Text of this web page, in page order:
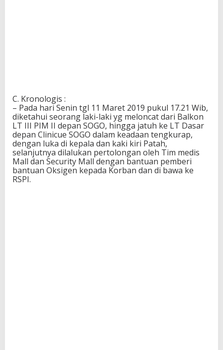
C. Kronologis :
– Pada hari Senin tgl 11 Maret 2019 pukul 17.21 Wib,
diketahui seorang laki-laki yg meloncat dari Balkon
LT III PIM II depan SOGO, hingga jatuh ke LT Dasar
depan Clinicue SOGO dalam keadaan tengkurap,
dengan luka di kepala dan kaki kiri Patah,
selanjutnya dilalukan pertolongan oleh Tim medis
Mall dan Security Mall dengan bantuan pemberi
bantuan Oksigen kepada Korban dan di bawa ke
RSPI.